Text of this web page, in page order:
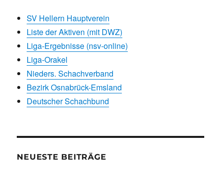
SV Hellern Hauptverein
Liste der Aktiven (mit DWZ)
Liga-Ergebnisse (nsv-online)
Liga-Orakel
Nieders. Schachverband
Bezirk Osnabrück-Emsland
Deutscher Schachbund
NEUESTE BEITRÄGE